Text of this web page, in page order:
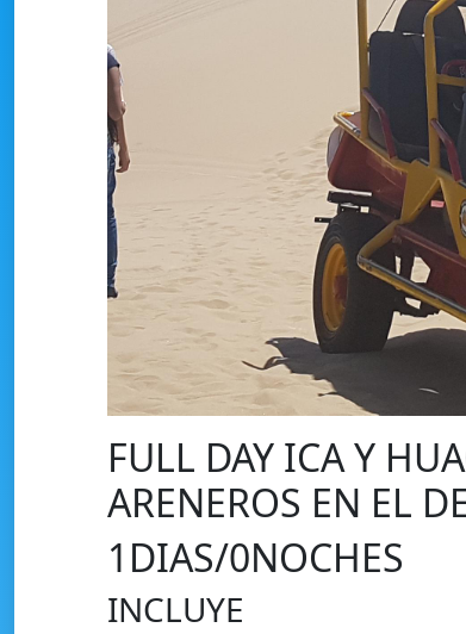
FULL DAY ICA Y
ARENEROS EN EL
1DIAS/0NOCHES
INCLUYE